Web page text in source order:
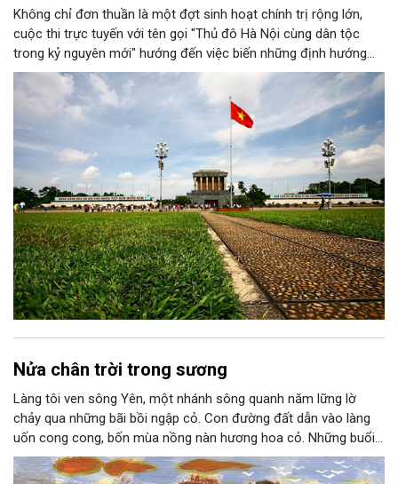
Không chỉ đơn thuần là một đợt sinh hoạt chính trị rộng lớn,
cuộc thi trực tuyến với tên gọi "Thủ đô Hà Nội cùng dân tộc
trong kỷ nguyên mới" hướng đến việc biến những định hướng
chiến lược trong Nghị quyết số 02-NQ/TW của Bộ Chính trị
thành niềm tin, thành nhận thức chung của mỗi người dân.
Nửa chân trời trong sương
Làng tôi ven sông Yên, một nhánh sông quanh năm lững lờ
chảy qua những bãi bồi ngập cỏ. Con đường đất dẫn vào làng
uốn cong cong, bốn mùa nồng nàn hương hoa cỏ. Những buổi
hoàng hôn, khi nắng đã dịu xuống phía cuối sông, đám hoa tím
lại thẫm màu như có ai vừa rắc lên một lớp khói.